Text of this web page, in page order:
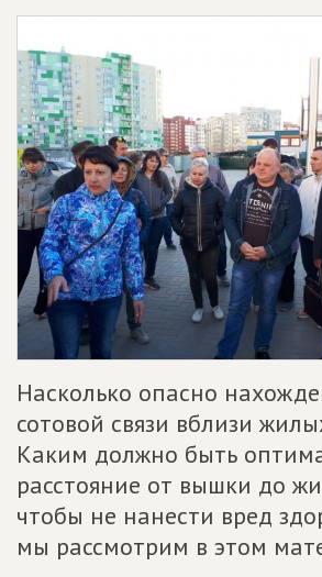
Насколько опасно
сотовой связи вблизи
Каким должно быть
расстояние от вышки до
чтобы не нанести вред
мы рассмотрим в этом